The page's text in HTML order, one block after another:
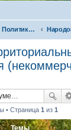
Общество. Политика. Экономика. Народовластие. Территориальные громады (общины)
• Страница 1 из 1
Темы